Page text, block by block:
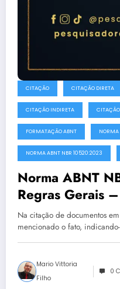
CITAÇÃO CITAÇÃO DIRETA
CITAÇÃO INDIRETA
FORMATAÇÃO ABNT NORMA
NORMA ABNT NBR 10520:2023
Norma ABNT
Regras Gerais
Na citação de documentos
mencionado o fato,
Mario Vittoria
Filho
0